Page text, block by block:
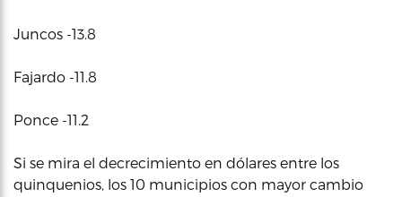
Juncos -13.8
Fajardo -11.8
Ponce -11.2
Si se mira el decrecimiento en dólares entre los
quinquenios, los 10 municipios con mayor cambio